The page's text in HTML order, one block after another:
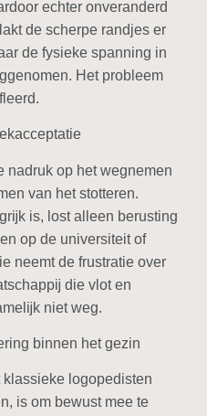
echter onveranderd
de scherpe randjes er
de fysieke spanning in
Het probleem
nadruk op het wegnemen
van het stotteren.
is, lost alleen berusting
op de universiteit of
neemt de frustratie over
die vlot en
niet weg.
binnen het gezin
klassieke logopedisten
is om bewust mee te